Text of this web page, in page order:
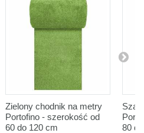
Zielony chodnik na metry
Portofino - szerokość od
60 do 120 cm
80